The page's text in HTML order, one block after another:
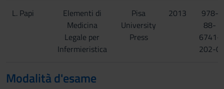
L. Papi
Elementi di
Medicina
Legale per
Infermieristica
Pisa
University
Press
2013
978-
88-
6741-
202-0
Modalità d'esame